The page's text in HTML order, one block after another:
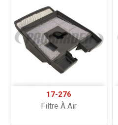
17-276
Filtre À Air